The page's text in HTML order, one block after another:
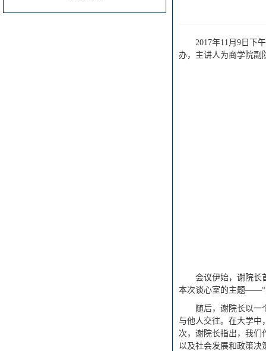
2017年11月9日下
办，主讲人为商学院副
会议伊始，谢院长
本次谈心室的主题——“
随后，谢院长以一
与他人交往。在大学中
次，谢院长指出，我们
以及社会发展和政策决